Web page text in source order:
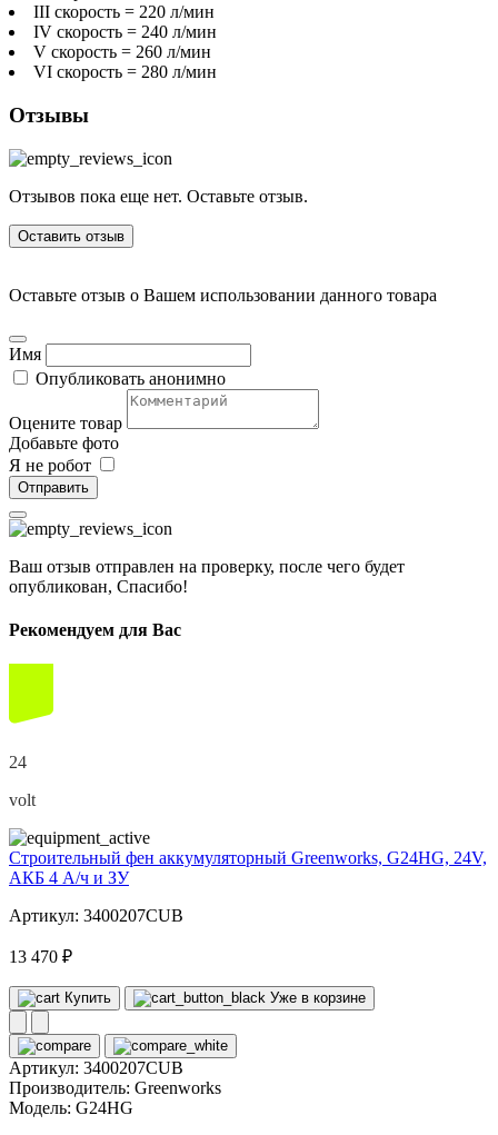
III скорость = 220 л/мин
IV скорость = 240 л/мин
V скорость = 260 л/мин
VI скорость = 280 л/мин
Отзывы
Отзывов пока еще нет. Оставьте отзыв.
Оставить отзыв
Оставьте отзыв о Вашем использовании данного товара
Имя
Опубликовать анонимно
Оцените товар
Добавьте фото
Я не робот
Отправить
Ваш отзыв отправлен на проверку, после чего будет
опубликован, Спасибо!
Рекомендуем для Вас
24
volt
Строительный фен аккумуляторный Greenworks, G24HG, 24V,
АКБ 4 А/ч и ЗУ
Артикул: 3400207CUB
13 470 ₽
Купить Уже в корзине
Артикул: 3400207CUB
Производитель: Greenworks
Модель: G24HG